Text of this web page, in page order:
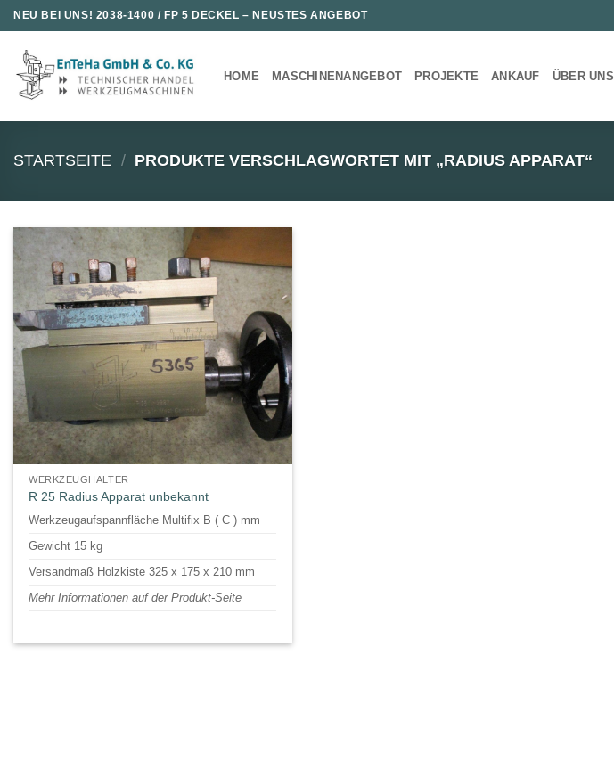
Zum
Inhalt
springen
NEU BEI UNS! 2038-1400 / FP 5 DECKEL – NEUSTES ANGEBOT
HOME MASCHINENANGEBOT PROJEKTE ANKAUF ÜBER UNS
STARTSEITE / PRODUKTE VERSCHLAGWORTET MIT „RADIUS APPARAT“
WERKZEUGHALTER
R 25 Radius Apparat unbekannt
Werkzeugaufspannfläche Multifix B ( C ) mm
Gewicht 15 kg
Versandmaß Holzkiste 325 x 175 x 210 mm
Mehr Informationen auf der Produkt-Seite